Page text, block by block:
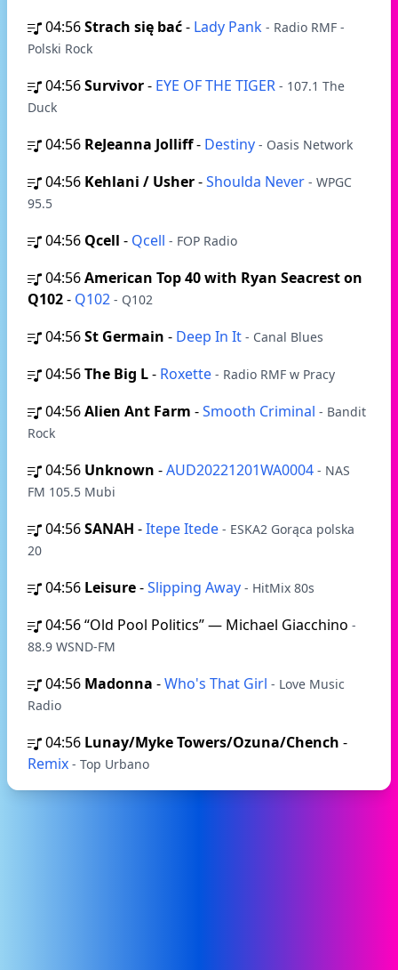
04:56Strach się bać- Lady Pank - Radio RMF -
Polski Rock
04:56Survivor- EYE OF THE TIGER - 107.1 The
Duck
04:56 ReJeanna Jolliff- Destiny - Oasis Network
04:56 Kehlani / Usher-Shoulda Never - WPGC
95.5
04:56 Qcell - Qcell - FOP Radio
04:56American Top 40 with Ryan Seacrest on
Q102- Q102 - Q102
04:56St Germain - Deep In It - Canal Blues
04:56The Big L- Roxette - Radio RMF w Pracy
04:56Alien Ant Farm -Smooth Criminal - Bandit
Rock
04:56 Unknown -AUD20221201WA0004 - NAS
FM 105.5 Mubi
04:56SANAH -Itepe Itede - ESKA2 Gorąca polska
20
04:56 Leisure-Slipping Away - HitMix 80s
04:56“Old Pool Politics” ― Michael Giacchino -
88.9 WSND-FM
04:56 Madonna -Who's That Girl - Love Music
Radio
04:56 Lunay/Myke Towers/Ozuna/Chench -
Remix - Top Urbano